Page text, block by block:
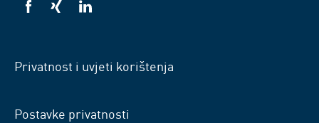
VSB
VSB
VSB
Privatnost i uvjeti korištenja
Postavke privatnosti